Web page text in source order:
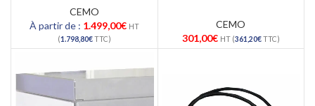
CEMO
À partir de : 1.499,00€ HT
(1.798,80€TTC)
CEMO
301,00€ HT (361,20€TTC)